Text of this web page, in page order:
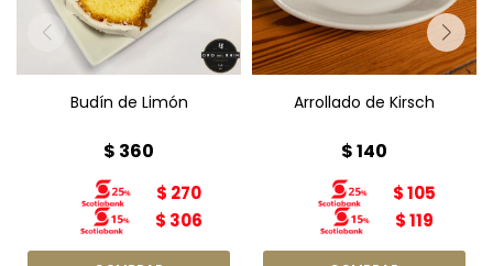
Budín de Limón
$ 360
$ 270
$ 306
Arrollado de Kirsch
$140
$105
$119